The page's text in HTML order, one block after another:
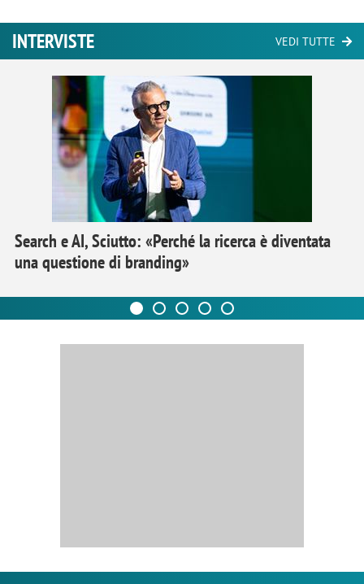
INTERVISTE VEDI TUTTE
Search e AI, Sciutto: «Perché la ricerca è diventata
una questione di branding»